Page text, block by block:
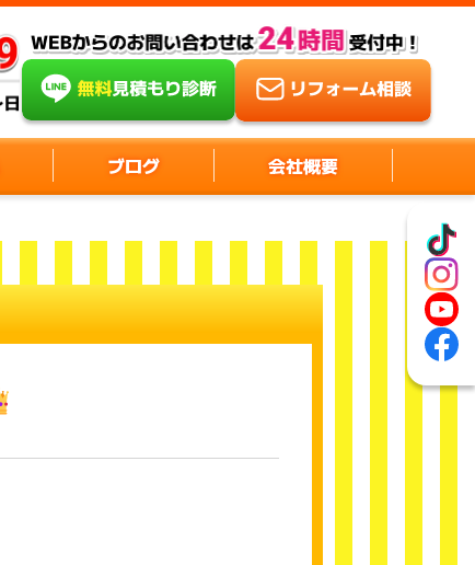
ブログ
会社概要